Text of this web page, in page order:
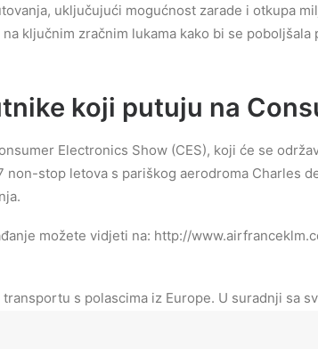
uključujući mogućnost zarade i otkupa
ključnim zračnim lukama kako bi se
koji putuju na
Electronics Show (CES), koji će se
stop letova s pariškog aerodroma Charles
možete vidjeti na: http://
s polascima iz Europe. U suradnji sa